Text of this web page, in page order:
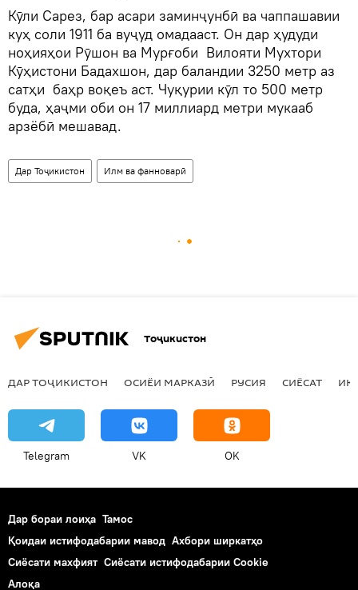
Кӯли Сарез, бар асари заминҷунбӣ ва чаппашавии
куҳ соли 1911 ба вуҷуд омадааст. Он дар ҳудуди
ноҳияҳои Рӯшон ва Мурғоби Вилояти Мухтори
Кӯҳистони Бадахшон, дар баландии 3250 метр аз
сатҳи баҳр воқеъ аст. Чуқурии кӯл то 500 метр
буда, ҳаҷми оби он 17 миллиард метри мукааб
арзёбӣ мешавад.
Дар Тоҷикистон Илм ва фанноварӣ
Тоҷикистон
ДАР ТОҶИКИСТОН ОСИЁИ МАРКАЗӢ РУСИЯ СИЁСАТ
Telegram VK OK
Дар бораи лоиҳа Тамос
Қоидаи истифодабарии мавод Ахбори ширкатҳо
Сиёсати махфият Сиёсати истифодабарии Cookie
Алоқа